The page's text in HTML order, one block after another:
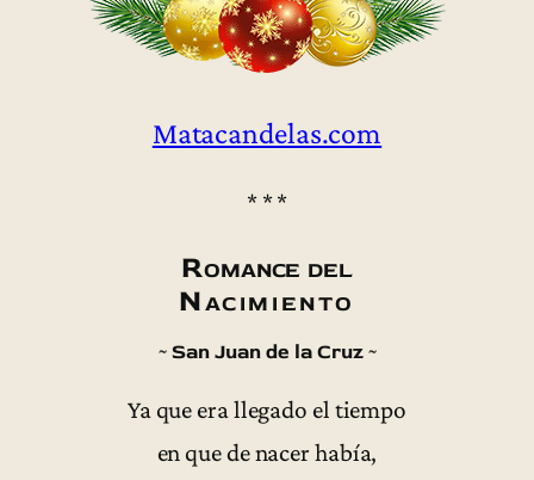
Matacandelas.com
* * *
Romance del
Nacimiento
~ San Juan de la Cruz ~
Ya que era llegado el tiempo
en que de nacer había,